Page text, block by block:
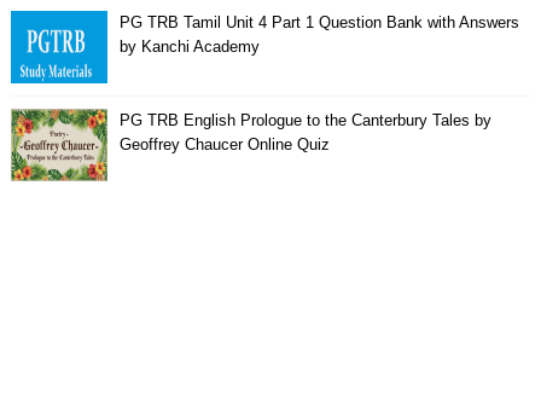
PG TRB Tamil Unit 4 Part 1 Question Bank with Answers
by Kanchi Academy
PG TRB English Prologue to the Canterbury Tales by
Geoffrey Chaucer Online Quiz